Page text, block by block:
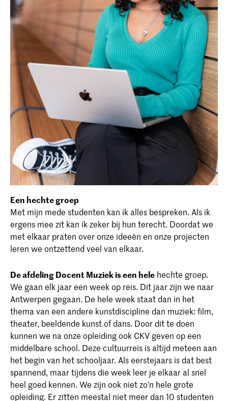
Een hechte groep
Met mijn mede studenten kan ik alles bespreken. Als ik
ergens mee zit kan ik zeker bij hun terecht. Doordat we
met elkaar praten over onze ideeën en onze projecten
leren we ontzettend veel van elkaar.
De afdeling Docent Muziek is een hele hechte groep.
We gaan elk jaar een week op reis. Dit jaar zijn we naar
Antwerpen gegaan. De hele week staat dan in het
thema van een andere kunstdiscipline dan muziek: film,
theater, beeldende kunst of dans. Door dit te doen
kunnen we na onze opleiding ook CKV geven op een
middelbare school. Deze cultuurreis is altijd meteen aan
het begin van het schooljaar. Als eerstejaars is dat best
spannend, maar tijdens die week leer je elkaar al snel
heel goed kennen. We zijn ook niet zo’n hele grote
opleiding. Er zitten meestal niet meer dan 10 studenten